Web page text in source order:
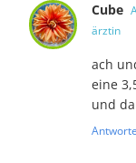
Cube
ärztin
ach
eine
und